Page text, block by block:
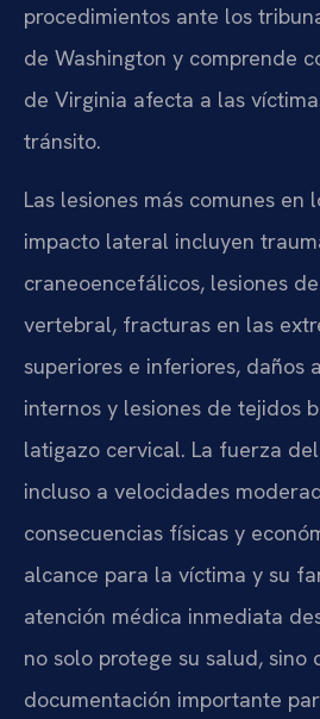
procedimientos ante los
de Washington y comprende
de Virginia afecta a las
tránsito.
Las lesiones más comunes en
impacto lateral incluyen
craneoencefálicos, lesiones
vertebral, fracturas en las
superiores e inferiores, daños
internos y lesiones de tejidos
latigazo cervical. La fuerza
incluso a velocidades
consecuencias físicas y
alcance para la víctima y su
atención médica inmediata
no solo protege su salud, sino
documentación importante